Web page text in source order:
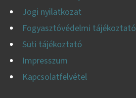
Jogi nyilatkozat
Fogyasztóvédelmi tájékoztató
Süti tájékoztató
Impresszum
Kapcsolatfelvétel